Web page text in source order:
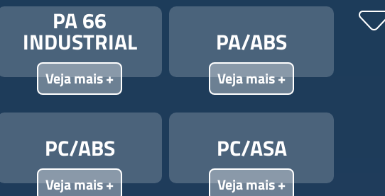
PA 66
INDUSTRIAL
Veja mais +
PA/ABS
Veja mais +
PC/ABS
Veja mais +
PC/ASA
Veja mais +